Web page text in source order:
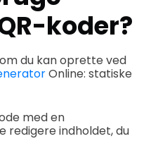
koder?
du kan oprette ved
Online: statiske
med en
redigere indholdet, du